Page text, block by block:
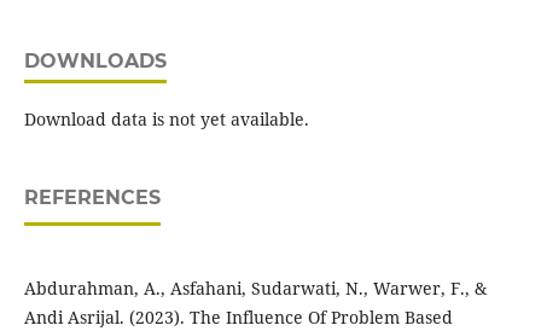
DOWNLOADS
Download data is not yet available.
REFERENCES
Abdurahman, A., Asfahani, Sudarwati, N., Warwer, F., &
Andi Asrijal. (2023). The Influence Of Problem Based